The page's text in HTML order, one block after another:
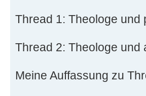
Thread 1: Theologe
Thread 2: Theologe und
Meine Auffassung zu